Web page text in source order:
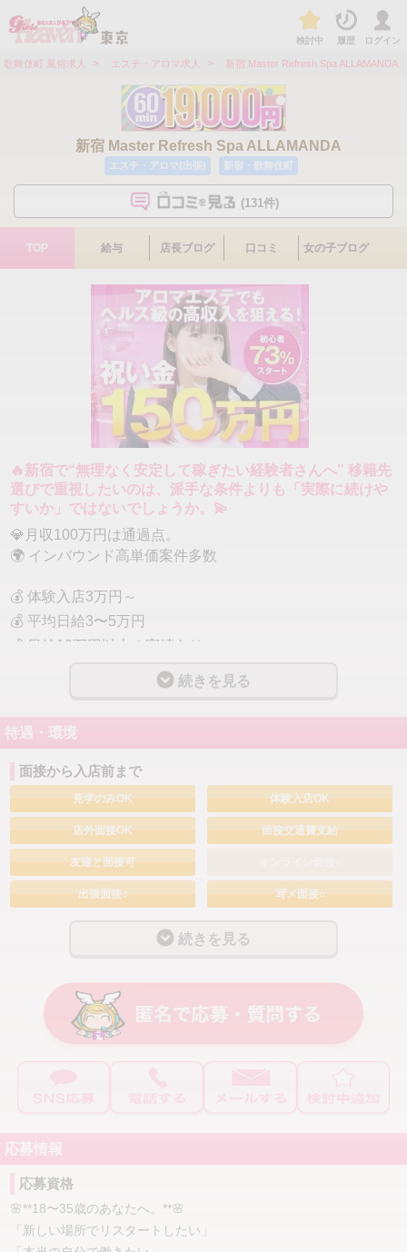
検討中 履歴 ログイン
歌舞伎町 風俗求人 > エステ・アロマ求人 > 新宿 Master Refresh Spa ALLAMANDA
新宿 Master Refresh Spa ALLAMANDA
エステ・アロマ(出張) 新宿・歌舞伎町
(131件)
TOP 給与 店長ブログ 口コミ 女の子ブログ
🔥新宿で“無理なく安定して稼ぎたい経験者さんへ” 移籍先
選びで重視したいのは、派手な条件よりも「実際に続けや
すいか」ではないでしょうか。💫
💎月収100万円は通過点。
🌍 インバウンド高単価案件多数
💰 体験入店3万円～
💰 平均日給3〜5万円
💰 日給10万円以上の実績あり
💰 1～2本で日給5万円超も可能
━━━━━━━━━━━━━━━
高収入を実現できる理由
✅ インバウンド需要の拡大で高単価案件多数
✅ 富裕層のお客様のご利用が増加中
✅ 高単価だから少ない本数でも効率よく稼げる
✅ チップをいただける機会もあり
✅ 翻訳機利用OKで外国語が話せなくても安心
━━━━━━━━━━━━━━━
無理なく続けられる環境も大切にしています🌿
高収入だけではなく、長く安心して働けることも大切にし
✔ 在宅待機OK🏠
✔ 完全個室待機🛋️
✔ 週1日・短時間・掛け持ちOK🕒
✔ SNS発信自由📱
✔ ノルマ・罰金・説教なし📵
✔ LINEで条件相談OK💬
続きを見る
待遇・環境
面接から入店前まで
見学のみOK 体験入店OK
店外面接OK 面接交通費支給
友達と面接可
出張面接○ 写メ面接○
自由出勤
週3～4日 週5日以上
マスコミ手当
こだわり条件で探す
続きを見る
応募情報
応募資格
🌸**18〜35歳のあなたへ。**🌸
「新しい場所でリスタートしたい」